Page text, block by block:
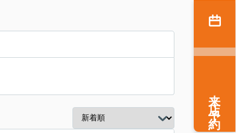
来店予約